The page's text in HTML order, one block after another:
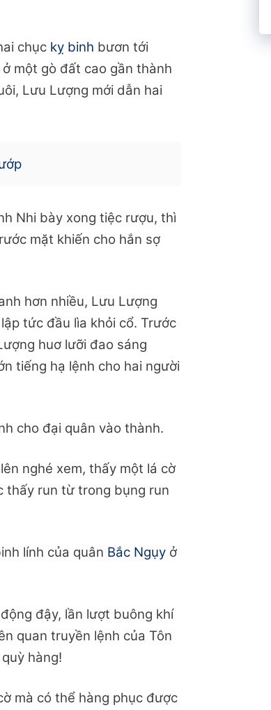
chục kỵ binh bươn tới
một gò đất cao gần thành
Lưu Lượng mới dẫn hai
Nhi bày xong tiệc rượu, thì
mặt khiến cho hắn sợ
hơn nhiều, Lưu Lượng
tức đầu lìa khỏi cổ. Trước
huơ lưỡi đao sáng
tiếng hạ lệnh cho hai người
cho đại quân vào thành.
nghé xem, thấy một lá cờ
thấy run từ trong bụng run
lính của quân Bắc Ngụy ở
đậy, lần lượt buông khí
quan truyền lệnh của Tôn
hàng!
mà có thể hàng phục được